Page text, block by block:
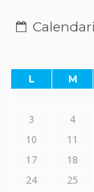
L M
3
4
10
11
17
18
24
25